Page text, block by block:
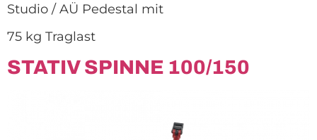
Studio / AÜ Pedestal mit
75 kg Traglast
STATIV SPINNE 100/150